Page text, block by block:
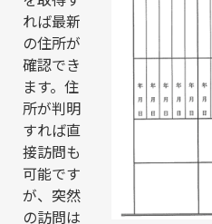
れば最新
の住所が
確認でき
ます。住
所が判明
すれば直
接訪問も
可能です
が、突然
の訪問は